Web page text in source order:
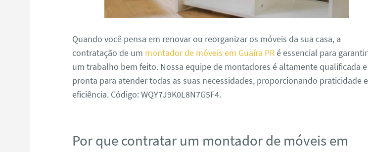
Quando você pensa em renovar ou reorganizar os móveis da sua casa, a
contratação de um montador de móveis em Guaíra PRé essencial para garantir
um trabalho bem feito. Nossa equipe de montadores é altamente qualificada e
pronta para atender todas as suas necessidades, proporcionando praticidade e
eficiência. Código: WQY7J9K0L8N7G5F4.
Por que contratar um montador de móveis em